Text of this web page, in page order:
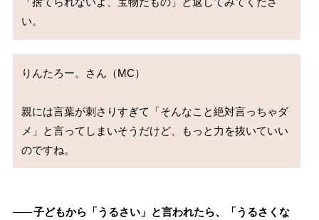
りんたろー。さん（MC）
親には言葉が刺さりすぎて「そんなこと絶対言っちゃダ
メ」と言ってしまいそうだけど、もっと力を抜いていい
――子どもから「うるさい」と言われたら、「うるさくな